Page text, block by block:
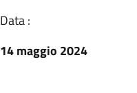
Data :
14 maggio 2024